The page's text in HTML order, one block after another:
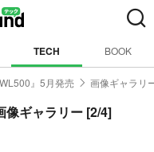
TECH BOOK
』5月発売 画像ギャラリ
ギャラリー [2/4]